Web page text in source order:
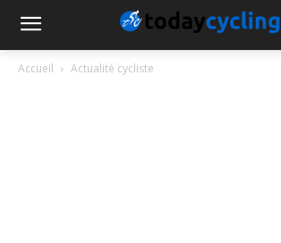
Accueil Actualité cycliste